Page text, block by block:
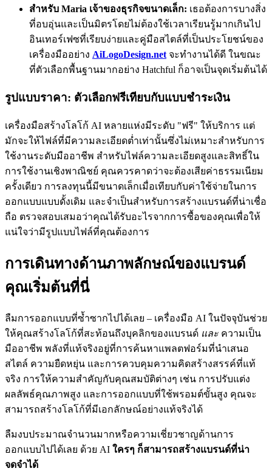
สำหรับ Maria เจ้าของธุรกิจขนาดเล็ก: เธอต้องการบางสิ่ง
ที่อบอุ่นและเป็นมิตรโดยไม่ต้องใช้เวลาเรียนรู้มากเกินไป
อินเทอร์เฟซที่เรียบง่ายและคู่มือสไตล์ที่เป็นประโยชน์ของ
เครื่องมืออย่าง AiLogoDesign.net จะทำงานได้ดี ในขณะ
ที่ตัวเลือกพื้นฐานมากอย่าง Hatchful ก็อาจเป็นจุดเริ่มต้นได้
รูปแบบราคา: ตัวเลือกฟรีเทียบกับแบบชำระเงิน
เครื่องมือสร้างโลโก้ AI หลายแห่งมีระดับ "ฟรี" ให้บริการ แต่
มักจะให้ไฟล์ที่มีความละเอียดต่ำเท่านั้นซึ่งไม่เหมาะสำหรับการ
ใช้งานระดับมืออาชีพ สำหรับไฟล์ความละเอียดสูงและสิทธิ์ใน
การใช้งานเชิงพาณิชย์ คุณควรคาดว่าจะต้องเสียค่าธรรมเนียม
ครั้งเดียว การลงทุนนี้มีขนาดเล็กเมื่อเทียบกับค่าใช้จ่ายในการ
ออกแบบแบบดั้งเดิม และจำเป็นสำหรับการสร้างแบรนด์ที่น่าเชื่อ
ถือ ตรวจสอบเสมอว่าคุณได้รับอะไรจากการซื้อของคุณเพื่อให้
แน่ใจว่ามีรูปแบบไฟล์ที่คุณต้องการ
การเดินทางด้านภาพลักษณ์ของแบรนด์
คุณเริ่มต้นที่นี่
ลืมการออกแบบที่ซ้ำซากไปได้เลย – เครื่องมือ AI ในปัจจุบันช่วย
ให้คุณสร้างโลโก้ที่สะท้อนถึงบุคลิกของแบรนด์ และ ความเป็น
มืออาชีพ พลังที่แท้จริงอยู่ที่การค้นหาแพลตฟอร์มที่นำเสนอ
สไตล์ ความยืดหยุ่น และการควบคุมความคิดสร้างสรรค์ที่แท้
จริง การให้ความสำคัญกับคุณสมบัติต่างๆ เช่น การปรับแต่ง
ผลลัพธ์คุณภาพสูง และการออกแบบที่ใช้พรอมต์ขั้นสูง คุณจะ
สามารถสร้างโลโก้ที่มีเอกลักษณ์อย่างแท้จริงได้
ลืมงบประมาณจำนวนมากหรือความเชี่ยวชาญด้านการ
ออกแบบไปได้เลย ด้วย AI ใครๆ ก็สามารถสร้างแบรนด์ที่น่า
จดจำได้